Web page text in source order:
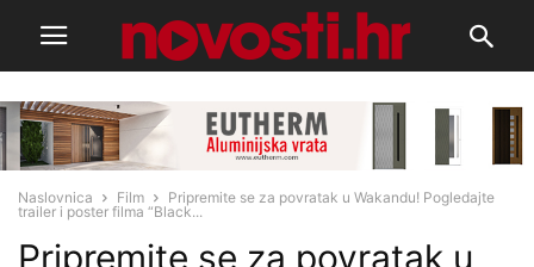
Naslovnica Film
Pripremite se za povratak u Wakandu! Pogledajte
trailer i poster filma “Black...
Pripremite se za povratak u